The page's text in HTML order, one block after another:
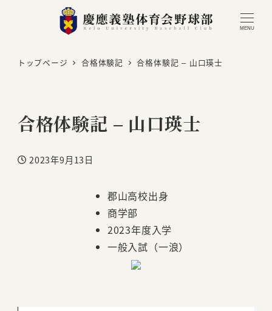
MENU
トップページ 合格体験記 合格体験記 – 山口瑛士
合格体験記 – 山口瑛士
投稿日
2023年9月13日
郡山高校出身
商学部
2023年度入学
一般入試（一浪）